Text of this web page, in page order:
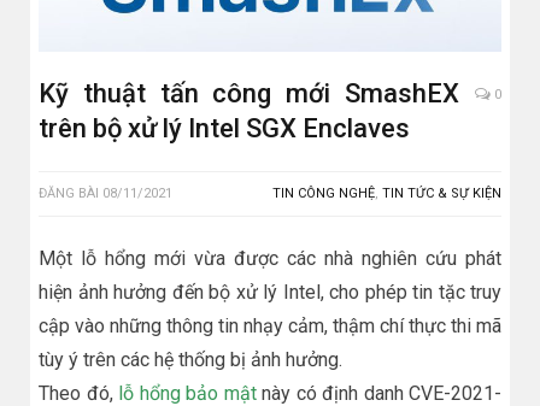
Kỹ thuật tấn công mới SmashEX
trên bộ xử lý Intel SGX Enclaves
0
ĐĂNG BÀI 08/11/2021 TIN CÔNG NGHỆ, TIN TỨC & SỰ KIỆN
Một lỗ hổng mới vừa được các nhà nghiên cứu phát
hiện ảnh hưởng đến bộ xử lý Intel, cho phép tin tặc truy
cập vào những thông tin nhạy cảm, thậm chí thực thi mã
tùy ý trên các hệ thống bị ảnh hưởng.
Theo đó, lỗ hổng bảo mậtnày có định danh CVE-2021-